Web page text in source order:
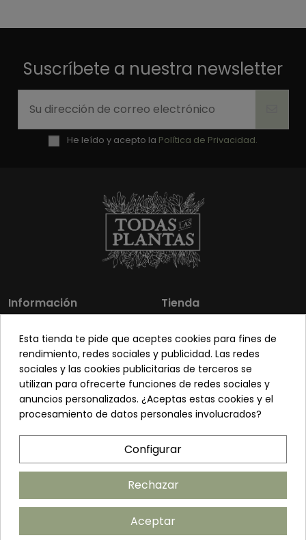
Suscríbete a nuestra newsletter
He leído y acepto la Política de Privacidad.
Información
Los más vendidos
Sobre nosotros
Pon tu planta guapa
Preguntas frecuentes
Tienda
Mi cuenta
Contacto
Envíos y Devoluciones
Venta a profesionales
Términos y condiciones
Política de cookies
Esta tienda te pide que aceptes cookies para fines de
rendimiento, redes sociales y publicidad. Las redes
sociales y las cookies publicitarias de terceros se
utilizan para ofrecerte funciones de redes sociales y
anuncios personalizados. ¿Aceptas estas cookies y el
procesamiento de datos personales involucrados?
Configurar
Rechazar
Aceptar